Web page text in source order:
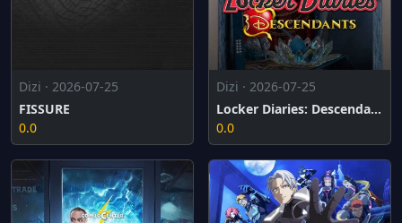
Dizi · 2026-07-25
FISSURE
0.0
Dizi · 2026-07-25
Locker Diaries: Descendants
0.0